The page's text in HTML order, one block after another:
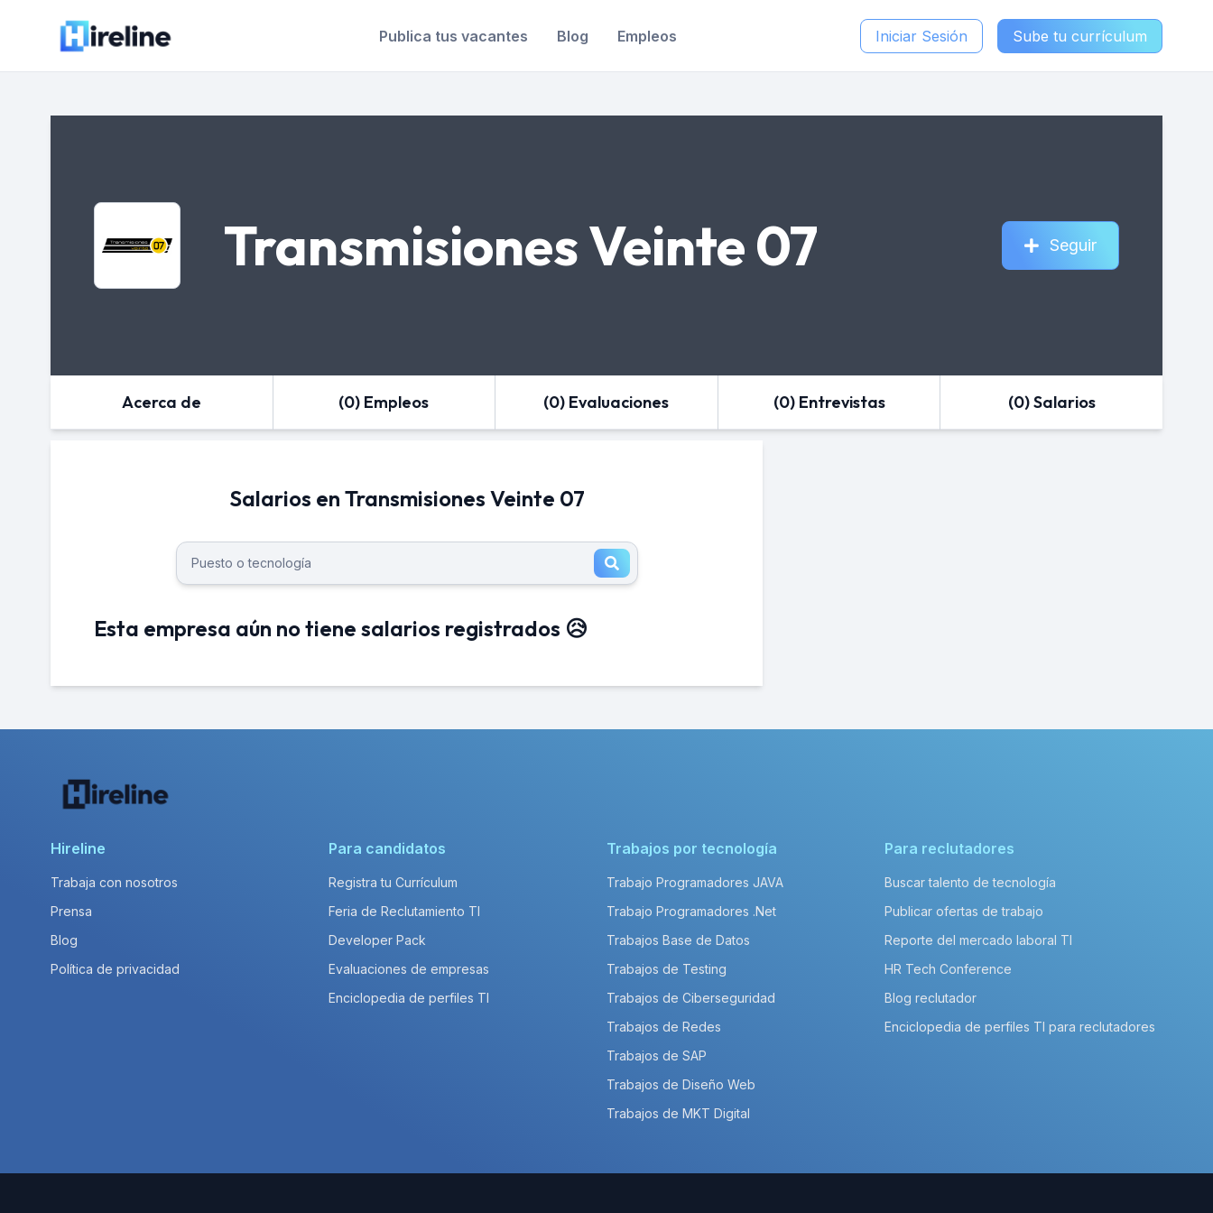
Publica tus vacantes Blog Empleos Iniciar Sesión Sube tu currículum
Transmisiones Veinte 07 Seguir
Acerca de (0) Empleos (0) Evaluaciones (0) Entrevistas (0) Salarios
Salarios en Transmisiones Veinte 07
Esta empresa aún no tiene salarios registrados 😥
Hireline
Trabaja con nosotros
Prensa
Blog
Política de privacidad
Para candidatos
Registra tu Currículum
Feria de Reclutamiento TI
Developer Pack
Evaluaciones de empresas
Enciclopedia de perfiles TI
Trabajos por tecnología
Trabajo Programadores JAVA
Trabajo Programadores .Net
Trabajos Base de Datos
Trabajos de Testing
Trabajos de Ciberseguridad
Trabajos de Redes
Trabajos de SAP
Trabajos de Diseño Web
Trabajos de MKT Digital
Para reclutadores
Buscar talento de tecnología
Publicar ofertas de trabajo
Reporte del mercado laboral TI
HR Tech Conference
Blog reclutador
Enciclopedia de perfiles TI para reclutadores